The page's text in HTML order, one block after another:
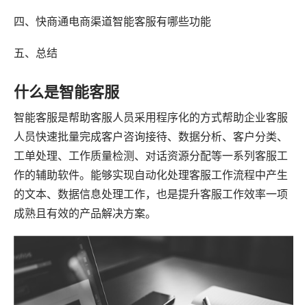
四、快商通电商渠道智能客服有哪些功能
五、总结
什么是智能客服
智能客服是帮助客服人员采用程序化的方式帮助企业客服
人员快速批量完成客户咨询接待、数据分析、客户分类、
工单处理、工作质量检测、对话资源分配等一系列客服工
作的辅助软件。能够实现自动化处理客服工作流程中产生
的文本、数据信息处理工作，也是提升客服工作效率一项
成熟且有效的产品解决方案。